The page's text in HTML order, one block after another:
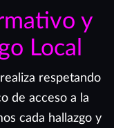
y
Local
respetando
de acceso a la
cada hallazgo y